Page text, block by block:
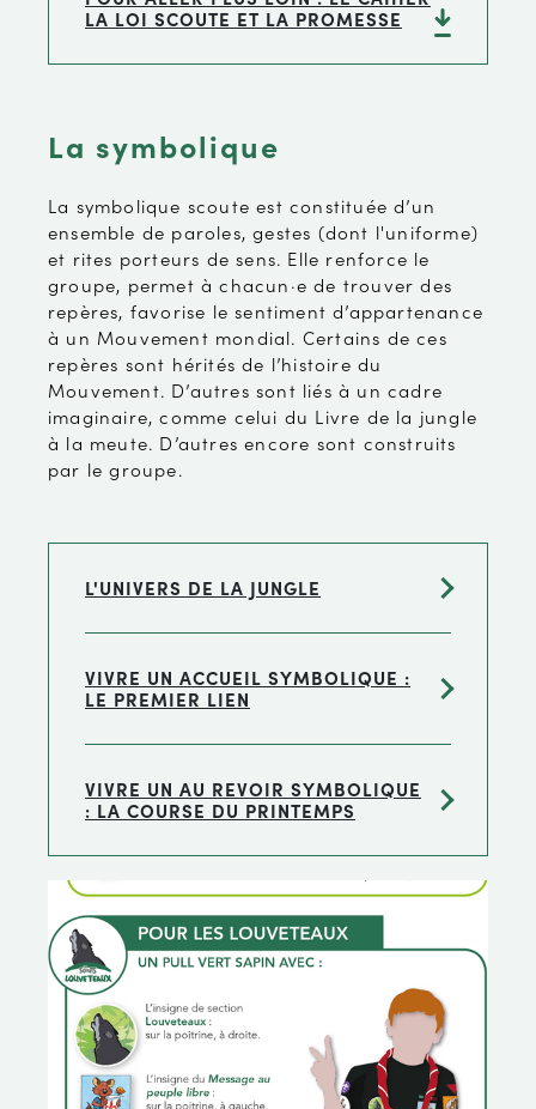
LA LOI SCOUTE ET LA PROMESSE
La symbolique
La symbolique scoute est constituée d’un
ensemble de paroles, gestes (dont l'uniforme)
et rites porteurs de sens. Elle renforce le
groupe, permet à chacun·e de trouver des
repères, favorise le sentiment d’appartenance
à un Mouvement mondial. Certains de ces
repères sont hérités de l’histoire du
Mouvement. D’autres sont liés à un cadre
imaginaire, comme celui du Livre de la jungle
à la meute. D’autres encore sont construits
par le groupe.
L'UNIVERS DE LA JUNGLE
VIVRE UN ACCUEIL SYMBOLIQUE :
LE PREMIER LIEN
VIVRE UN AU REVOIR SYMBOLIQUE
: LA COURSE DU PRINTEMPS